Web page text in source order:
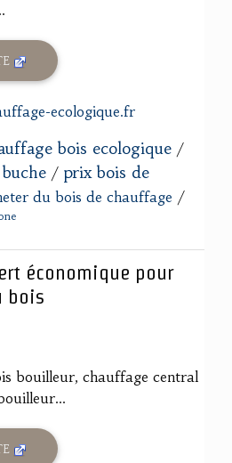
ecologique.fr
bois ecologique /
/ prix bois de
du bois de chauffage /
économique pour
bois
bouilleur, chauffage central